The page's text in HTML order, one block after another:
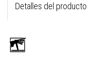
Detalles del producto